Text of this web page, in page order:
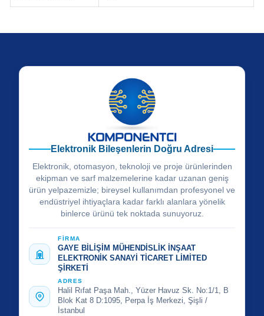
Elektronik Bileşenlerin Doğru Adresi
Elektronik, otomasyon, teknoloji ve proje ürünlerinden
ekipman ve sarf malzemelerine kadar uzanan geniş
ürün yelpazemizle; bireysel kullanımdan profesyonel ve
endüstriyel ihtiyaçlara kadar farklı alanlara yönelik
binlerce ürünü tek noktada sunuyoruz.
FİRMA
GAYE BİLİŞİM MÜHENDİSLİK İNŞAAT
ELEKTRONİK SANAYİ TİCARET LİMİTED
ŞİRKETİ
ADRES
Halil Rıfat Paşa Mah., Yüzer Havuz Sk. No:1/1, B
Blok Kat 8 D:1095, Perpa İş Merkezi, Şişli /
İstanbul